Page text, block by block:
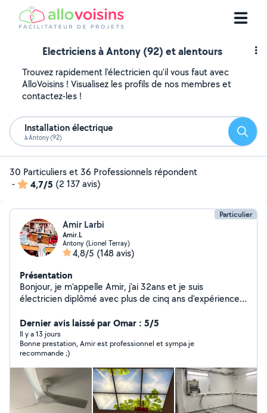
Electriciens à Antony (92) et alentours
Trouvez rapidement l'électricien qu'il vous faut avec
AlloVoisins ! Visualisez les profils de nos membres et
contactez-les !
Installation électrique
à Antony (92)
30 Particuliers et 36 Professionnels répondent
-
4,7/5 (2 137 avis)
Particulier
Amir Larbi
Amir.L
Antony (Lionel Terray)
4,8/5 (148 avis)
Présentation
Bonjour, je m'appelle Amir, j'ai 32ans et je suis
électricien diplômé avec plus de cinq ans d'expérience.
tous vos travaux d'électricité (installation, dépannage,
remise aux normes.etc ) ainsi que pour de nombreux
petits travaux de bricolage : montage de meubles,
fixation d'étagères, pose de luminaires, petits
dépannages et entretien. N'hésitez pas à me contacter
pour des interventions rapides, efficaces et toujours
réalisées dans le respect des normes de sécurité. Votre
satisfaction est ma priorité
Dernier avis laissé par Omar : 5/5
Il y a 13 jours
Bonne prestation, Amir est professionnel et sympa je
recommande ;)